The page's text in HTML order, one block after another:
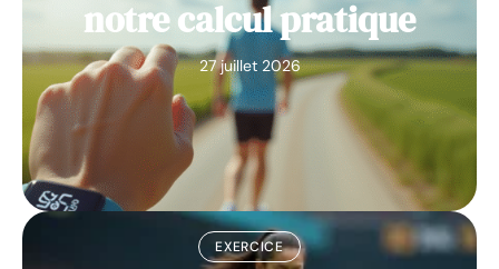
notre calcul pratique
27 juillet 2026
EXERCICE